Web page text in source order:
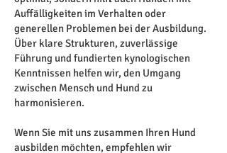
Auffälligkeiten im Verhalten oder
generellen Problemen bei der Ausbildung.
Über klare Strukturen, zuverlässige
Führung und fundierten kynologischen
Kenntnissen helfen wir, den Umgang
zwischen Mensch und Hund zu
harmonisieren.
Wenn Sie mit uns zusammen Ihren Hund
ausbilden möchten, empfehlen wir